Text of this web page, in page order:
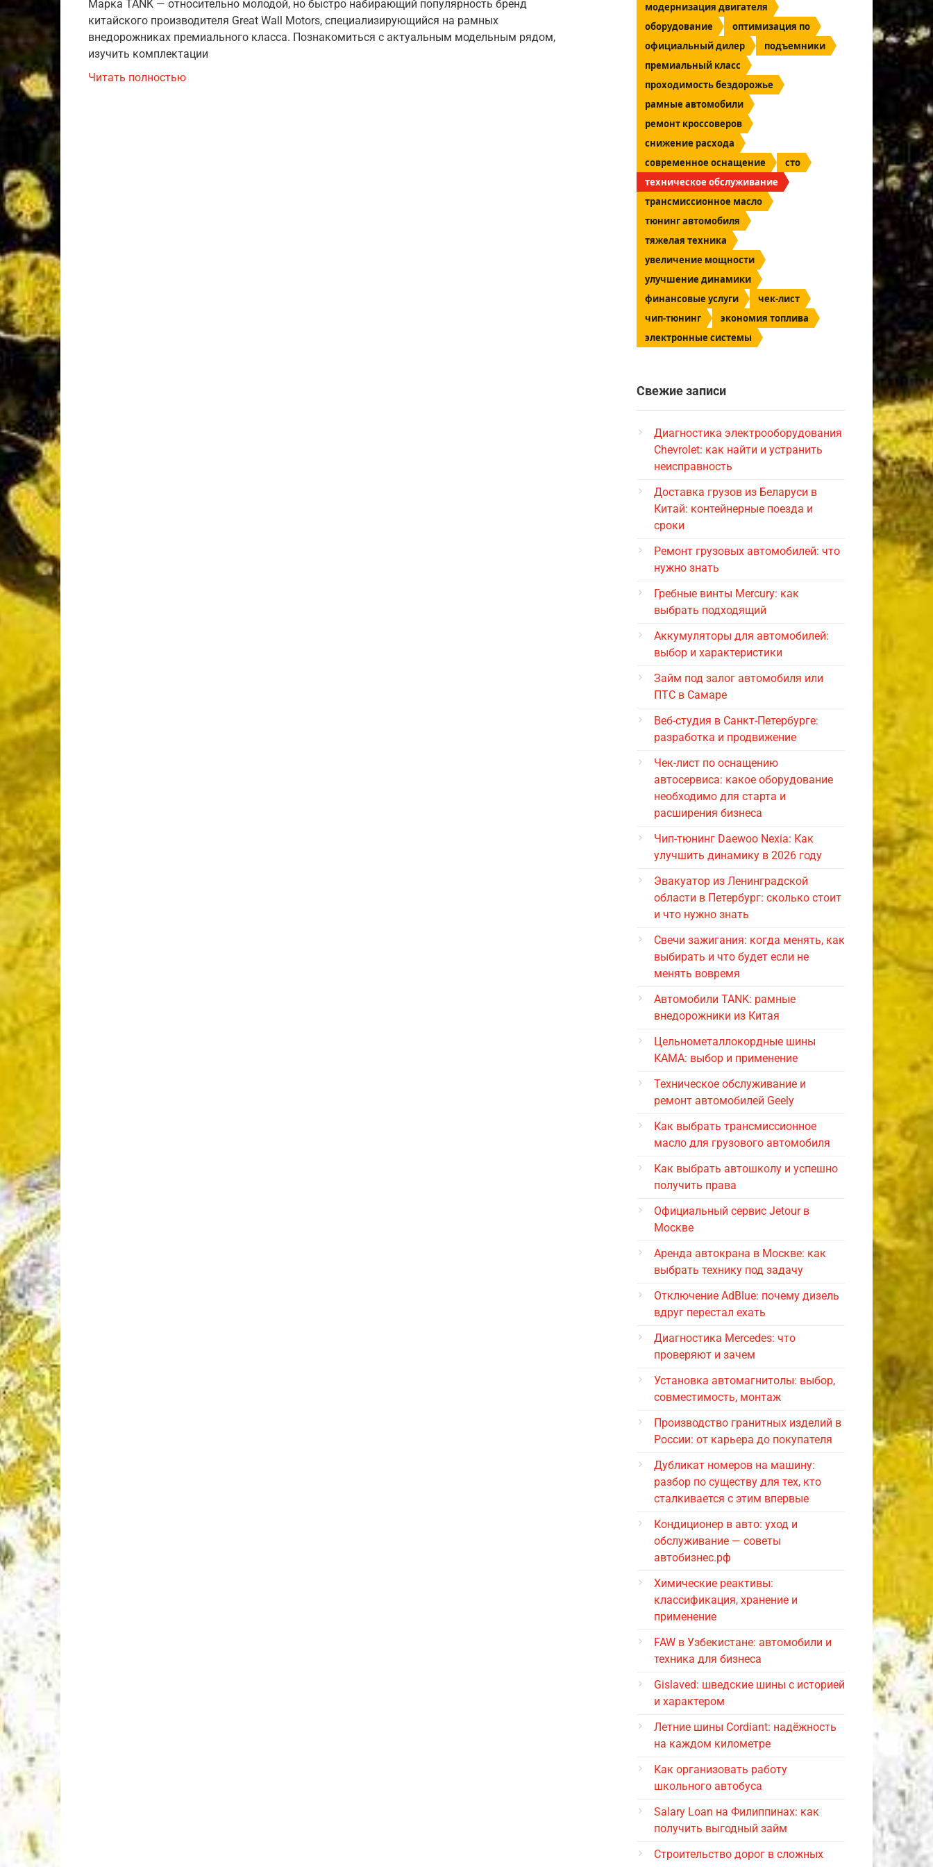
Марка TANK — относительно молодой, но быстро набирающий популярность бренд
китайского производителя Great Wall Motors, специализирующийся на рамных
внедорожниках премиального класса. Познакомиться с актуальным модельным рядом,
изучить комплектации
Читать полностью
модернизация двигателя
оборудование
оптимизация по
официальный дилер
подъемники
премиальный класс
проходимость бездорожье
рамные автомобили
ремонт кроссоверов
снижение расхода
современное оснащение
сто
техническое обслуживание
трансмиссионное масло
тюнинг автомобиля
тяжелая техника
увеличение мощности
улучшение динамики
финансовые услуги
чек-лист
чип-тюнинг
экономия топлива
электронные системы
Свежие записи
Диагностика электрооборудования
Chevrolet: как найти и устранить
неисправность
Доставка грузов из Беларуси в
Китай: контейнерные поезда и
сроки
Ремонт грузовых автомобилей: что
нужно знать
Гребные винты Mercury: как
выбрать подходящий
Аккумуляторы для автомобилей:
выбор и характеристики
Займ под залог автомобиля или
ПТС в Самаре
Веб-студия в Санкт-Петербурге:
разработка и продвижение
Чек-лист по оснащению
автосервиса: какое оборудование
необходимо для старта и
расширения бизнеса
Чип-тюнинг Daewoo Nexia: Как
улучшить динамику в 2026 году
Эвакуатор из Ленинградской
области в Петербург: сколько стоит
и что нужно знать
Свечи зажигания: когда менять, как
выбирать и что будет если не
менять вовремя
Автомобили TANK: рамные
внедорожники из Китая
Цельнометаллокордные шины
КАМА: выбор и применение
Техническое обслуживание и
ремонт автомобилей Geely
Как выбрать трансмиссионное
масло для грузового автомобиля
Как выбрать автошколу и успешно
получить права
Официальный сервис Jetour в
Москве
Аренда автокрана в Москве: как
выбрать технику под задачу
Отключение AdBlue: почему дизель
вдруг перестал ехать
Диагностика Mercedes: что
проверяют и зачем
Установка автомагнитолы: выбор,
совместимость, монтаж
Производство гранитных изделий в
России: от карьера до покупателя
Дубликат номеров на машину:
разбор по существу для тех, кто
сталкивается с этим впервые
Кондиционер в авто: уход и
обслуживание — советы
автобизнес.рф
Химические реактивы:
классификация, хранение и
применение
FAW в Узбекистане: автомобили и
техника для бизнеса
Gislaved: шведские шины с историей
и характером
Летние шины Cordiant: надёжность
на каждом километре
Как организовать работу
школьного автобуса
Salary Loan на Филиппинах: как
получить выгодный займ
Строительство дорог в сложных